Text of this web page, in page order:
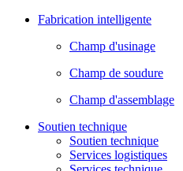
Fabrication intelligente
Champ d'usinage
Champ de soudure
Champ d'assemblage
Soutien technique
Soutien technique
Services logistiques